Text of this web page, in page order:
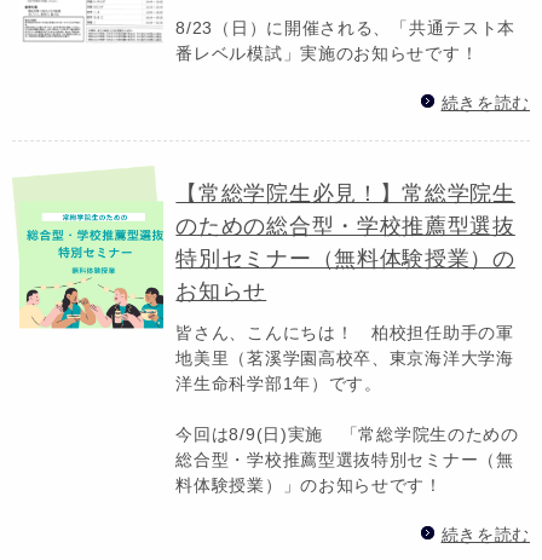
8/23（日）に開催される、「共通テスト本
番レベル模試」実施のお知らせです！
続きを読む
【常総学院生必見！】常総学院生
のための総合型・学校推薦型選抜
特別セミナー（無料体験授業）の
お知らせ
皆さん、こんにちは！ 柏校担任助手の軍
地美里（茗溪学園高校卒、東京海洋大学海
洋生命科学部1年）です。
今回は8/9(日)実施 「常総学院生のための
総合型・学校推薦型選抜特別セミナー（無
料体験授業）」のお知らせです！
続きを読む